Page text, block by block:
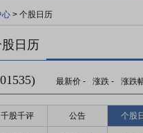
心 > 个股日历
日历
最新价 - 涨跌 - 涨跌
千股千评 公告 个股